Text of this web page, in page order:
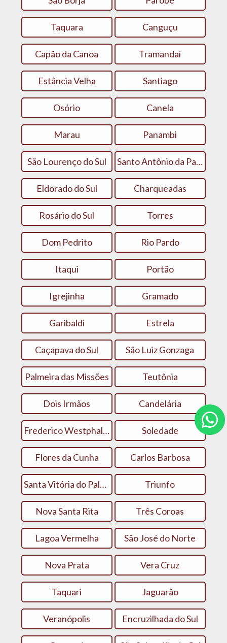
Taquara Canguçu
Capão da Canoa Tramandaí
Estância Velha Santiago
Osório Canela
Marau Panambi
São Lourenço do Sul Santo Antônio da Patrulha
Eldorado do Sul Charqueadas
Rosário do Sul Torres
Dom Pedrito Rio Pardo
Itaqui Portão
Igrejinha Gramado
Garibaldi Estrela
Caçapava do Sul São Luiz Gonzaga
Palmeira das Missões Teutônia
Dois Irmãos Candelária
Frederico Westphalen Soledade
Flores da Cunha Carlos Barbosa
Santa Vitória do Palmar Triunfo
Nova Santa Rita Três Coroas
Lagoa Vermelha São José do Norte
Nova Prata Vera Cruz
Taquari Jaguarão
Veranópolis Encruzilhada do Sul